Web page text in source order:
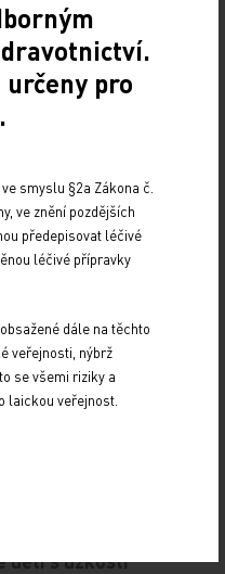
in Neurology
in Neurology (CONy)
2025 v Praze.
tom, jak funguje
možnosti má lékař
mimo…
dětí s úzkostí
pro
smyslu §2a Zákona č.
ve znění pozdějších
předepisovat léčivé
léčivé přípravky
dále na těchto
veřejnosti, nýbrž
se všemi riziky a
laickou veřejnost.